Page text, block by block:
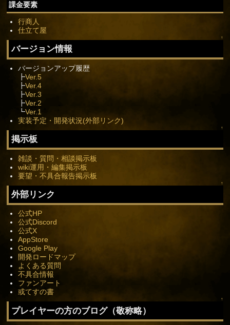
課金要素
行商人
仕立て屋
↑
バージョン情報
バージョンアップ履歴
┣Ver.5
┣Ver.4
┣Ver.3
┣Ver.2
┗Ver.1
実装予定・開発状況(外部リンク)
↑
掲示板
雑談・質問・相談掲示板
wiki運用・編集掲示板
要望・不具合報告掲示板
↑
外部リンク
公式HP
公式Discord
公式X
AppStore
Google Play
開発ロードマップ
よくある質問
不具合情報
ファンアート
或てすの書
↑
プレイヤーの方のブログ（敬称略）